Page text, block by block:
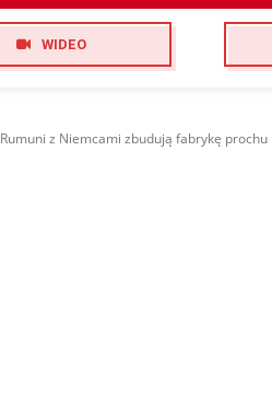
WIDEO
Rumuni z Niemcami zbudują fabrykę prochu